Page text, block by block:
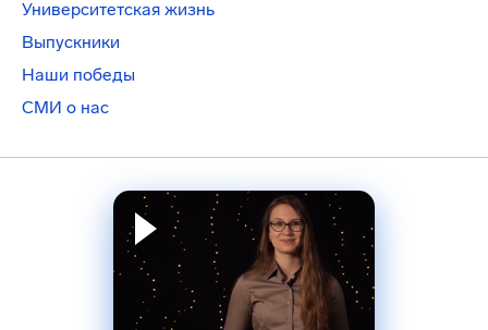
Университетская жизнь
Выпускники
Наши победы
СМИ о нас